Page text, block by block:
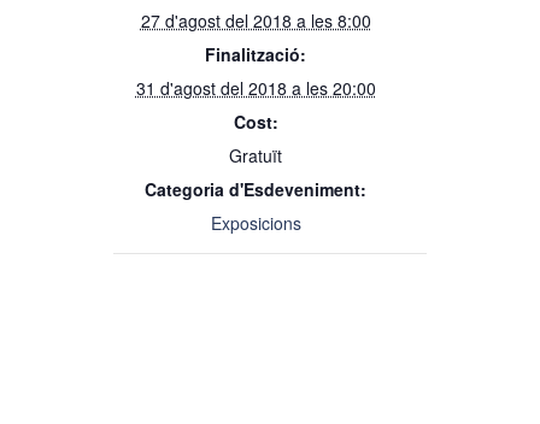
27 d'agost del 2018 a les 8:00
Finalització:
31 d'agost del 2018 a les 20:00
Cost:
Gratuït
Categoria d'Esdeveniment:
Exposicions